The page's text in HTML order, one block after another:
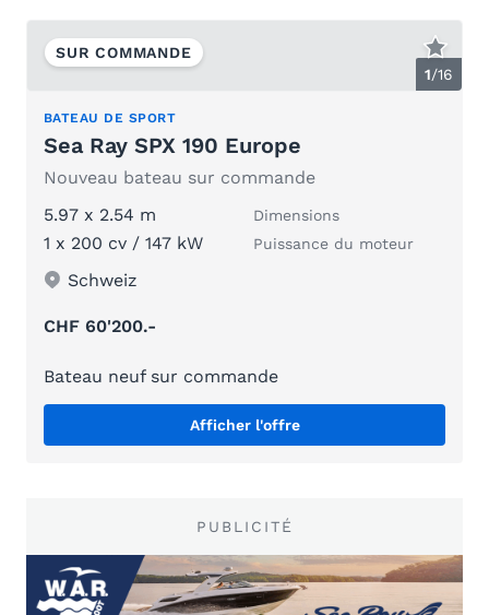
1/16
SUR COMMANDE
BATEAU DE SPORT
Sea Ray SPX 190 Europe
Nouveau bateau sur commande
5.97 x 2.54 m
Dimensions
1 x 200 cv / 147 kW Puissance du moteur
Schweiz
CHF 60'200.-
Bateau neuf sur commande
Afficher l'offre
PUBLICITÉ